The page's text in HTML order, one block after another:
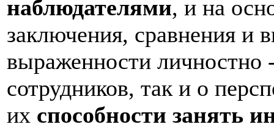
наблюдателями, и на
заключения, сравнения и
выраженности личностно
сотрудников, так и о
их способности занять